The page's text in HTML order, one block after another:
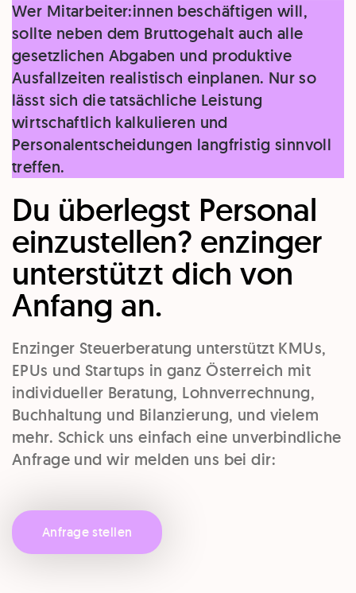
Wer Mitarbeiter:innen beschäftigen will,
sollte neben dem Bruttogehalt auch alle
gesetzlichen Abgaben und produktive
Ausfallzeiten realistisch einplanen. Nur so
lässt sich die tatsächliche Leistung
wirtschaftlich kalkulieren und
Personalentscheidungen langfristig sinnvoll
treffen.
Du überlegst Personal
einzustellen? enzinger
unterstützt dich von
Anfang an.
Enzinger Steuerberatung unterstützt KMUs,
EPUs und Startups in ganz Österreich mit
individueller Beratung, Lohnverrechnung,
Buchhaltung und Bilanzierung, und vielem
mehr. Schick uns einfach eine unverbindliche
Anfrage und wir melden uns bei dir:
Anfrage stellen